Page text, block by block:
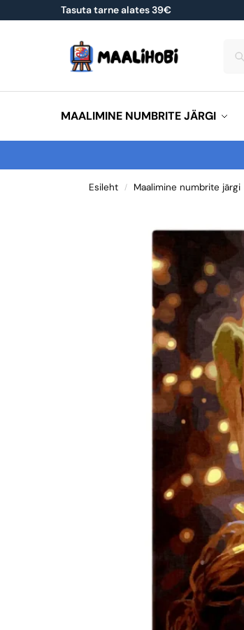
Tasuta tarne alates 39€
MAALIMINE NUMBRITE JÄRGI
Esileht / Maalimine numbrite järgi